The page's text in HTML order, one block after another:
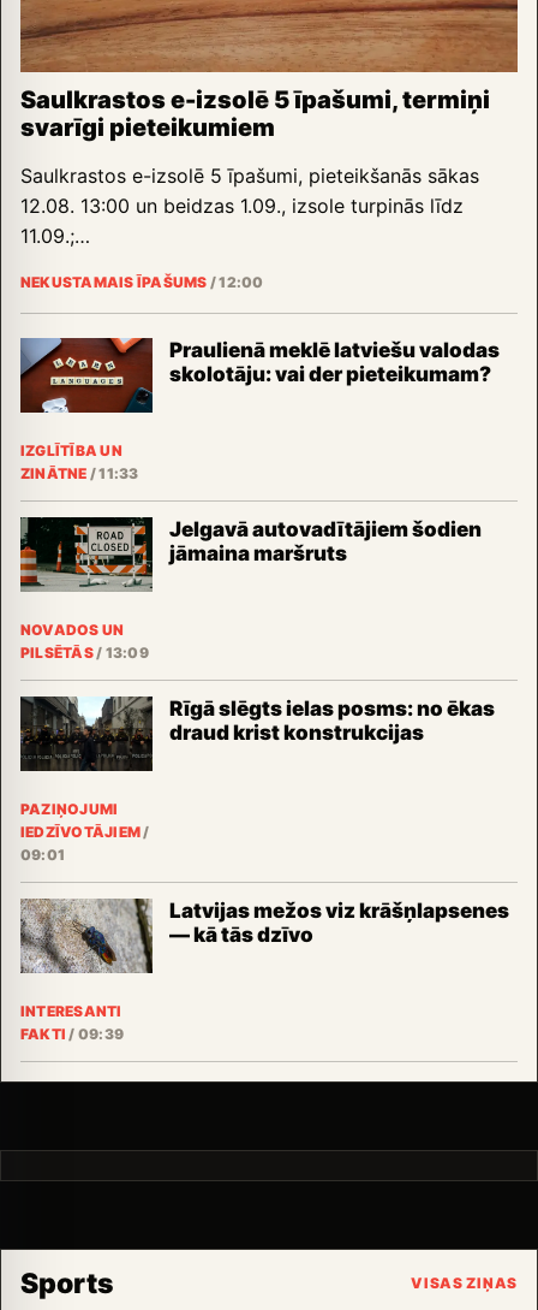
Saulkrastos e-izsolē 5 īpašumi, termiņi
svarīgi pieteikumiem
Saulkrastos e-izsolē 5 īpašumi, pieteikšanās sākas
12.08. 13:00 un beidzas 1.09., izsole turpinās līdz
11.09.;…
NEKUSTAMAIS ĪPAŠUMS /12:00
Praulienā meklē latviešu valodas
skolotāju: vai der pieteikumam?
IZGLĪTĪBA UN
ZINĀTNE /11:33
Jelgavā autovadītājiem šodien
jāmaina maršruts
NOVADOS UN
PILSĒTĀS/ 13:09
Rīgā slēgts ielas posms: no ēkas
draud krist konstrukcijas
PAZIŅOJUMI
IEDZĪVOTĀJIEM /
09:01
Latvijas mežos viz krāšņlapsenes
— kā tās dzīvo
INTERESANTI
FAKTI / 09:39
Sports VISAS ZIŅAS